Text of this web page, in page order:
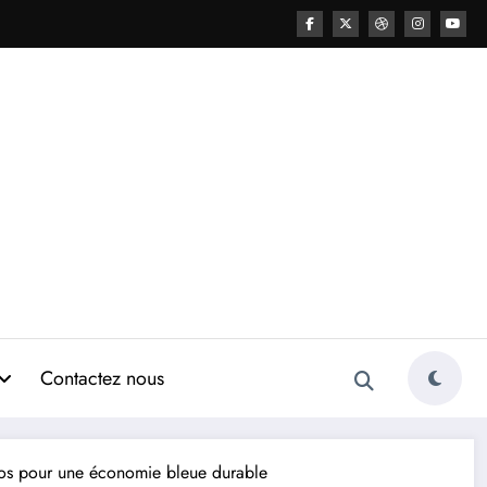
Contactez nous
pour une économie bleue durable